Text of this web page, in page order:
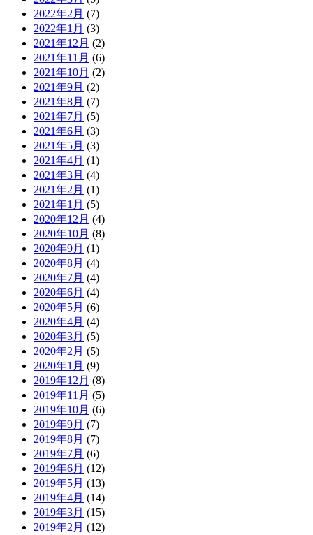
2022年2月 (7)
2022年1月 (3)
2021年12月 (2)
2021年11月 (6)
2021年10月 (2)
2021年9月 (2)
2021年8月 (7)
2021年7月 (5)
2021年6月 (3)
2021年5月 (3)
2021年4月 (1)
2021年3月 (4)
2021年2月 (1)
2021年1月 (5)
2020年12月 (4)
2020年10月 (8)
2020年9月 (1)
2020年8月 (4)
2020年7月 (4)
2020年6月 (4)
2020年5月 (6)
2020年4月 (4)
2020年3月 (5)
2020年2月 (5)
2020年1月 (9)
2019年12月 (8)
2019年11月 (5)
2019年10月 (6)
2019年9月 (7)
2019年8月 (7)
2019年7月 (6)
2019年6月 (12)
2019年5月 (13)
2019年4月 (14)
2019年3月 (15)
2019年2月 (12)